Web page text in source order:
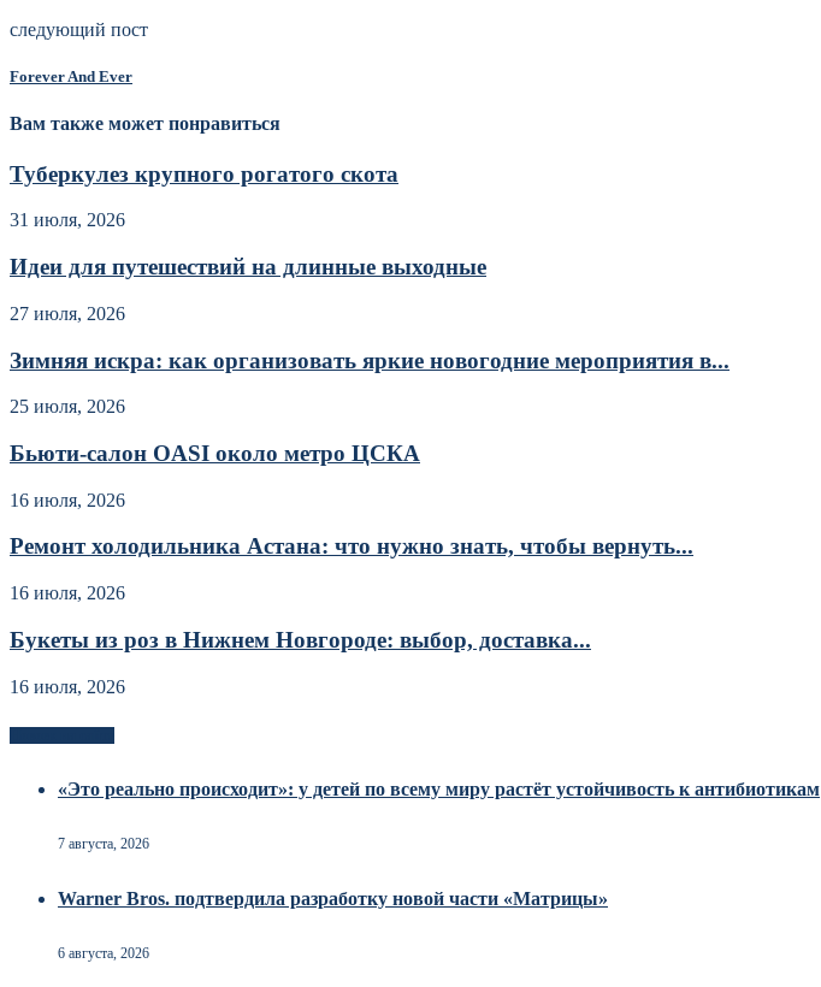
следующий пост
Forever And Ever
Вам также может понравиться
Туберкулез крупного рогатого скота
31 июля, 2026
Идеи для путешествий на длинные выходные
27 июля, 2026
Зимняя искра: как организовать яркие новогодние мероприятия в...
25 июля, 2026
Бьюти-салон OASI около метро ЦСКА
16 июля, 2026
Ремонт холодильника Астана: что нужно знать, чтобы вернуть...
16 июля, 2026
Букеты из роз в Нижнем Новгороде: выбор, доставка...
16 июля, 2026
«Это реально происходит»: у детей по всему миру растёт устойчивость к антибиотикам
7 августа, 2026
Warner Bros. подтвердила разработку новой части «Матрицы»
6 августа, 2026